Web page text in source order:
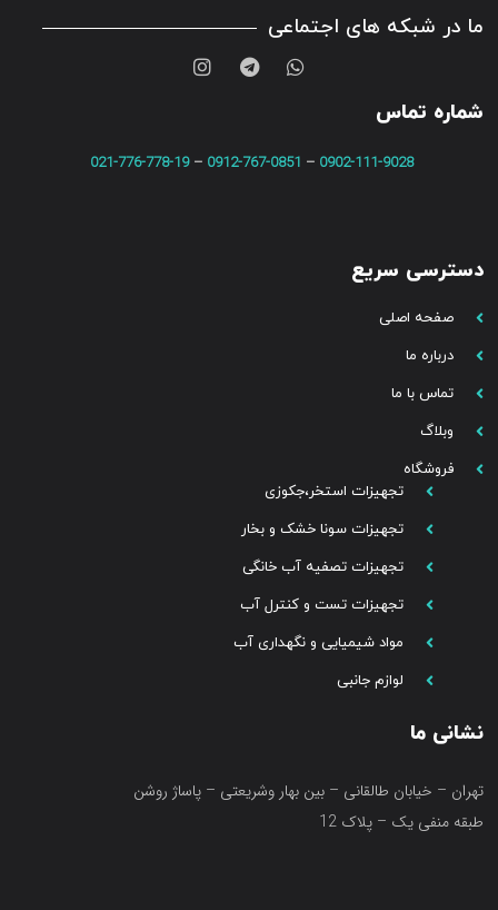
ما در شبکه های اجتماعی
شماره تماس
0902-111-9028
–
0912-767-0851
–
021-776-778-19
دسترسی سریع
صفحه اصلی
درباره ما
تماس با ما
وبلاگ
فروشگاه
تجهیزات استخر،جکوزی
تجهیزات سونا خشک و بخار
تجهیزات تصفیه آب خانگی
تجهیزات تست و کنترل آب
مواد شیمیایی و نگهداری آب
لوازم جانبی
نشانی ما
تهران – خیابان طالقانی – بین بهار وشریعتی – پاساژ روشن
طبقه منفی یک – پلاک 12